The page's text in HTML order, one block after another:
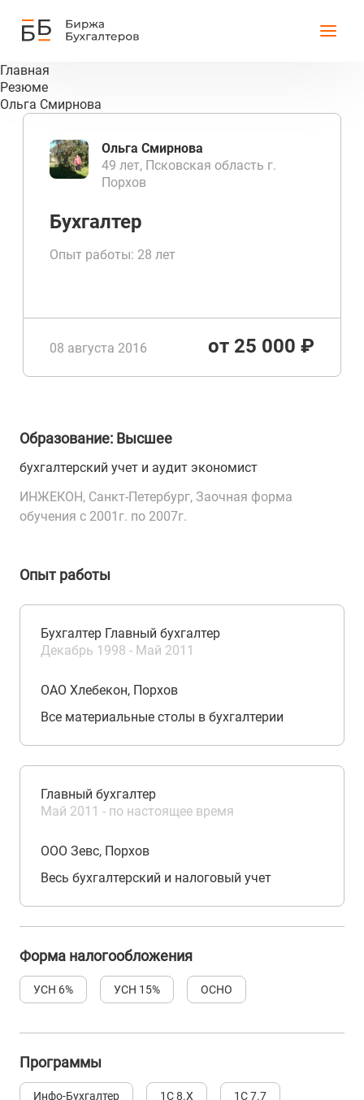
Главная
Резюме
Ольга Смирнова
Ольга Смирнова
49 лет, Псковская область г.
Порхов
Бухгалтер
Опыт работы: 28 лет
08 августа 2016 от 25 000 ₽
Образование: Высшее
бухгалтерский учет и аудит экономист
ИНЖЕКОН, Санкт-Петербург, Заочная форма
обучения с 2001г. по 2007г.
Опыт работы
Бухгалтер Главный бухгалтер
Декабрь 1998 - Май 2011
ОАО Хлебекон, Порхов
Все материальные столы в бухгалтерии
Главный бухгалтер
Май 2011 - по настоящее время
ООО Зевс, Порхов
Весь бухгалтерский и налоговый учет
Форма налогообложения
УСН 6% УСН 15% ОСНО
Программы
Инфо-Бухгалтер 1С 8.Х 1С 7.7